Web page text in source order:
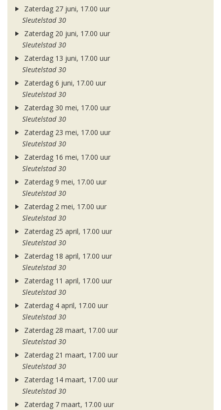
Zaterdag 27 juni, 17.00 uur
Sleutelstad 30
Zaterdag 20 juni, 17.00 uur
Sleutelstad 30
Zaterdag 13 juni, 17.00 uur
Sleutelstad 30
Zaterdag 6 juni, 17.00 uur
Sleutelstad 30
Zaterdag 30 mei, 17.00 uur
Sleutelstad 30
Zaterdag 23 mei, 17.00 uur
Sleutelstad 30
Zaterdag 16 mei, 17.00 uur
Sleutelstad 30
Zaterdag 9 mei, 17.00 uur
Sleutelstad 30
Zaterdag 2 mei, 17.00 uur
Sleutelstad 30
Zaterdag 25 april, 17.00 uur
Sleutelstad 30
Zaterdag 18 april, 17.00 uur
Sleutelstad 30
Zaterdag 11 april, 17.00 uur
Sleutelstad 30
Zaterdag 4 april, 17.00 uur
Sleutelstad 30
Zaterdag 28 maart, 17.00 uur
Sleutelstad 30
Zaterdag 21 maart, 17.00 uur
Sleutelstad 30
Zaterdag 14 maart, 17.00 uur
Sleutelstad 30
Zaterdag 7 maart, 17.00 uur